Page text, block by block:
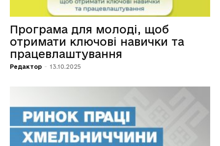
Програма для молоді, щоб
отримати ключові навички та
працевлаштування
Редактор - 13.10.2025